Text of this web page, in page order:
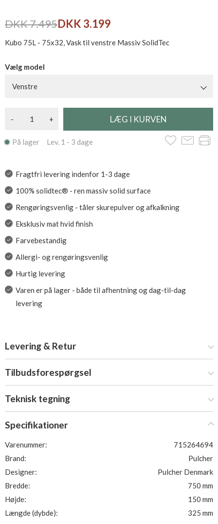
DKK 7.495DKK 3.199
Kubo 75L - 75x32, Vask til venstre Massiv SolidTec
Vælg model
Venstre
- +
På lager Lev. 1 - 3 dage
Fragtfri levering indenfor 1-3 dage
100% solidtec® - ren massiv solid surface
Rengøringsvenlig - tåler skurepulver og afkalkning
Eksklusiv mat hvid finish
Farvebestandig
Allergi- og rengøringsvenlig
Hurtig levering
Varen er på lager - både til afhentning og dag-til-dag
levering
Levering & Retur
Tilbudsforespørgsel
Teknisk tegning
Specifikationer
Varenummer:
715264694
Brand:
Pulcher
Designer:
Pulcher Denmark
Bredde:
750 mm
Højde:
150 mm
Længde (dybde):
325 mm